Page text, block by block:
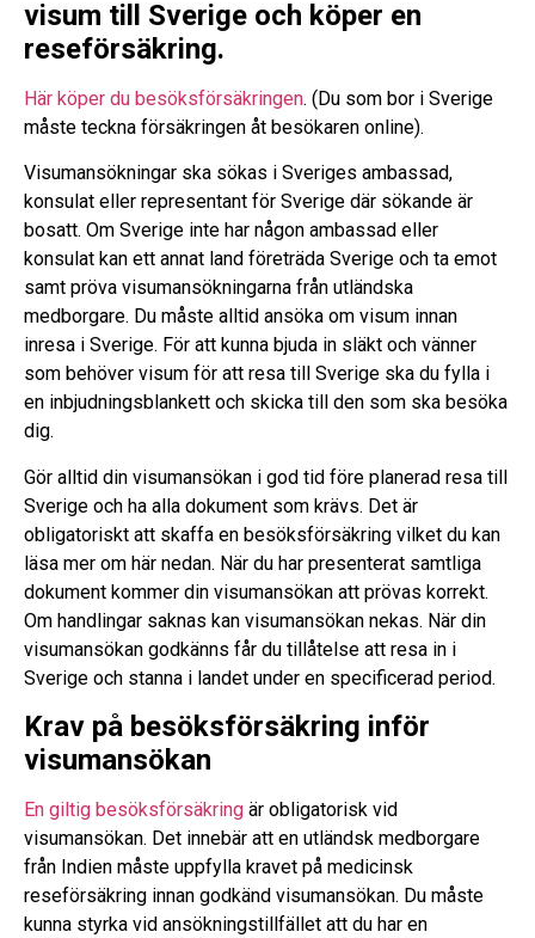
visum till Sverige och köper en
reseförsäkring.
Här köper du besöksförsäkringen. (Du som bor i Sverige
måste teckna försäkringen åt besökaren online).
Visumansökningar ska sökas i Sveriges ambassad,
konsulat eller representant för Sverige där sökande är
bosatt. Om Sverige inte har någon ambassad eller
konsulat kan ett annat land företräda Sverige och ta emot
samt pröva visumansökningarna från utländska
medborgare. Du måste alltid ansöka om visum innan
inresa i Sverige. För att kunna bjuda in släkt och vänner
som behöver visum för att resa till Sverige ska du fylla i
en inbjudningsblankett och skicka till den som ska besöka
dig.
Gör alltid din visumansökan i god tid före planerad resa till
Sverige och ha alla dokument som krävs. Det är
obligatoriskt att skaffa en besöksförsäkring vilket du kan
läsa mer om här nedan. När du har presenterat samtliga
dokument kommer din visumansökan att prövas korrekt.
Om handlingar saknas kan visumansökan nekas. När din
visumansökan godkänns får du tillåtelse att resa in i
Sverige och stanna i landet under en specificerad period.
Krav på besöksförsäkring inför
visumansökan
En giltig besöksförsäkring är obligatorisk vid
visumansökan. Det innebär att en utländsk medborgare
från Indien måste uppfylla kravet på medicinsk
reseförsäkring innan godkänd visumansökan. Du måste
kunna styrka vid ansökningstillfället att du har en